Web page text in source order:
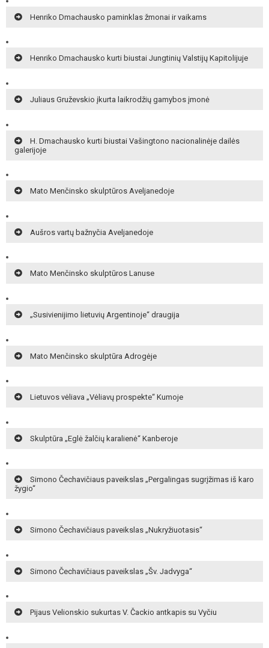
Henriko Dmachausko paminklas žmonai ir vaikams
Henriko Dmachausko kurti biustai Jungtinių Valstijų Kapitolijuje
Juliaus Gruževskio įkurta laikrodžių gamybos įmonė
H. Dmachausko kurti biustai Vašingtono nacionalinėje dailės
galerijoje
Mato Menčinsko skulptūros Aveljanedoje
Aušros vartų bažnyčia Aveljanedoje
Mato Menčinsko skulptūros Lanuse
„Susivienijimo lietuvių Argentinoje“ draugija
Mato Menčinsko skulptūra Adrogėje
Lietuvos vėliava „Vėliavų prospekte“ Kumoje
Skulptūra „Eglė žalčių karalienė“ Kanberoje
Simono Čechavičiaus paveikslas „Pergalingas sugrįžimas iš karo
žygio“
Simono Čechavičiaus paveikslas „Nukryžiuotasis“
Simono Čechavičiaus paveikslas „Šv. Jadvyga“
Pijaus Velionskio sukurtas V. Čackio antkapis su Vyčiu